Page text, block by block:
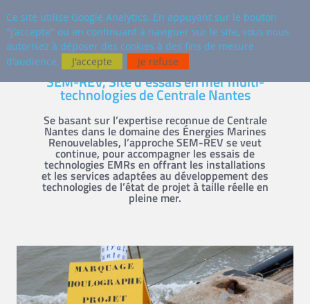
fr
Ce site utilise Google Analytics. En appuyant sur le bouton
"j'accepte" ou en continuant à naviguer sur le site, vous nous
autorisez à déposer des cookies à des fins de mesure
d'audience.
J'accepte Je refuse
SEM-REV, Site d'essais en mer multi-
technologies de Centrale Nantes
Se basant sur l’expertise reconnue deCentrale
Nantes dans le domaine des Énergies Marines
Renouvelables, l’approche SEM-REV se veut
continue, pour accompagner les essais de
technologies EMRs en offrant les installations
et les services adaptées au développement des
technologies de l’état de projet à taille réelle en
pleine mer.